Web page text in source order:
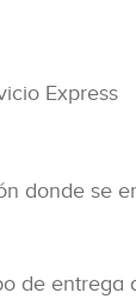
Express
donde se
de entrega